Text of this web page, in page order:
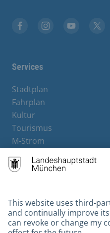
Services
Stadtplan
Fahrplan
Kultur
Tourismus
M-Strom
Hotels
Contact
Barrierefreiheit